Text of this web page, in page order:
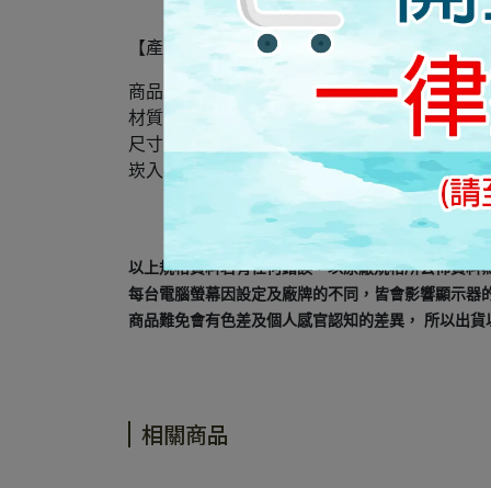
【產品規格】
商品型號：LED-25064-MR16
材質 : 鐵材烤黑漆
尺寸 : 長98*寬98*高85 mm
崁入孔 : 長99*寬99 mm
以上規格資料若有任何錯誤，以原廠規格所公佈資料
每台電腦螢幕因設定及廠牌的不同，皆會影響顯示器
商品難免會有色差及個人感官認知的差異， 所以出
相關商品